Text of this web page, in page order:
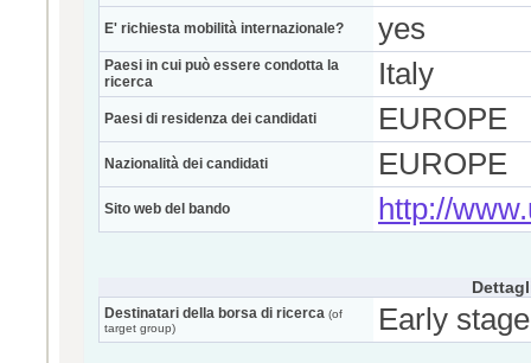
E' richiesta mobilità internazionale? yes
Paesi in cui può essere condotta la
ricerca
Italy
Paesi di residenza dei candidati EUROPE
Nazionalità dei candidati EUROPE
Sito web del bando http://
Destinatari della borsa di ricerca (of
target group)
Early